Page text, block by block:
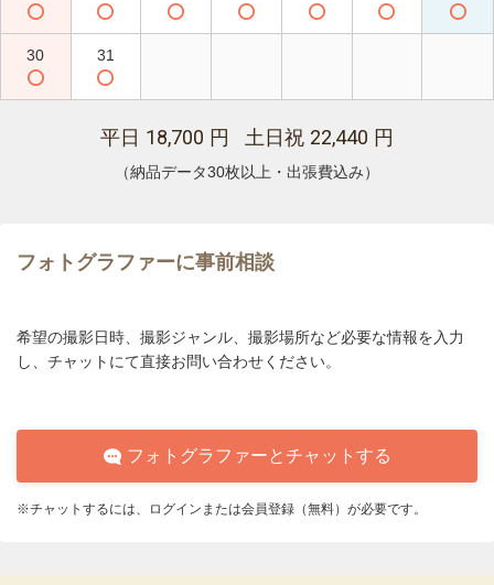
30 31
平日 18,700 円 土日祝 22,440 円
（納品データ30枚以上・出張費込み）
フォトグラファーに事前相談
希望の撮影日時、撮影ジャンル、撮影場所など必要な情報を入力
し、チャットにて直接お問い合わせください。
フォトグラファーとチャットする
※チャットするには、ログインまたは会員登録（無料）が必要です。